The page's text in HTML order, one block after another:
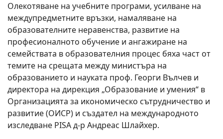
Олекотяване на учебните програми, усилване на
междупредметните връзки, намаляване на
образователните неравенства, развитие на
професионалното обучение и ангажиране на
семействата в образователния процес бяха част от
темите на срещата между министъра на
образованието и науката проф. Георги Вълчев и
директора на дирекция „Образование и умения“ в
Организацията за икономическо сътрудничество и
развитие (ОИСР) и създател на международното
изследване PISA д-р Андреас Шлайхер.